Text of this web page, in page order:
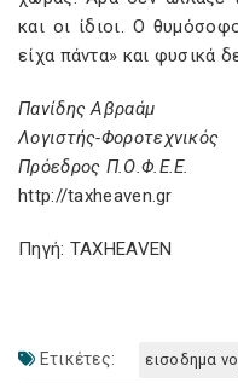
και οι ίδιοι. Ο
είχα πάντα» και φυσικά
Πανίδης Αβραάμ
Λογιστής-Φοροτεχνικός
Πρόεδρος Π.Ο.Φ.Ε.Ε.
http://taxheaven.gr
Πηγή: TAXHEAVEN
Ετικέτες: εισοδημα